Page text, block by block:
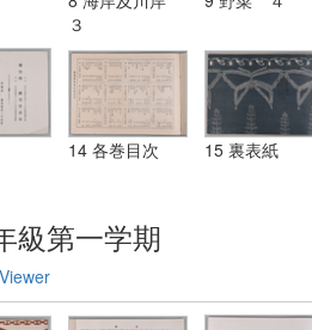
３
14 各巻目次 15 裏表紙
級第一学期
Viewer